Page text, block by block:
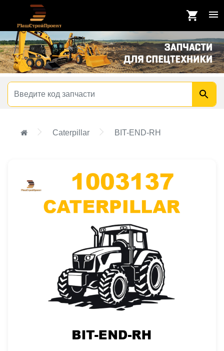
Caterpillar BIT-END-RH